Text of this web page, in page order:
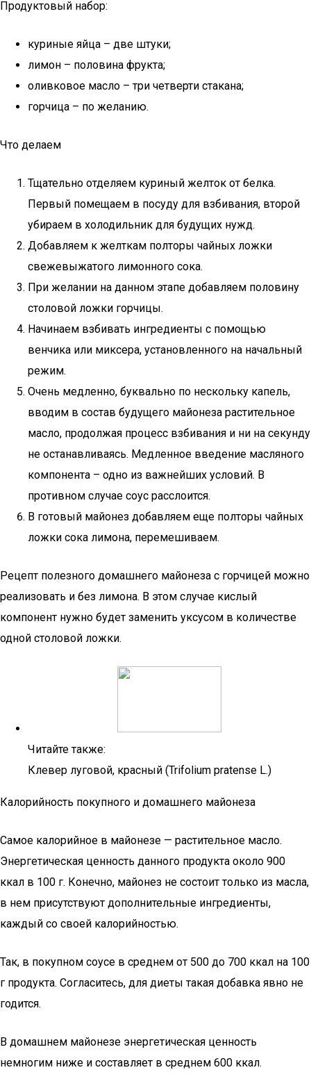
Продуктовый набор:
куриные яйца – две штуки;
лимон – половина фрукта;
оливковое масло – три четверти стакана;
горчица – по желанию.
Что делаем
Тщательно отделяем куриный желток от белка.
Первый помещаем в посуду для взбивания, второй
убираем в холодильник для будущих нужд.
Добавляем к желткам полторы чайных ложки
свежевыжатого лимонного сока.
При желании на данном этапе добавляем половину
столовой ложки горчицы.
Начинаем взбивать ингредиенты с помощью
венчика или миксера, установленного на начальный
режим.
Очень медленно, буквально по нескольку капель,
вводим в состав будущего майонеза растительное
масло, продолжая процесс взбивания и ни на секунду
не останавливаясь. Медленное введение масляного
компонента – одно из важнейших условий. В
противном случае соус расслоится.
В готовый майонез добавляем еще полторы чайных
ложки сока лимона, перемешиваем.
Рецепт полезного домашнего майонеза с горчицей можно
реализовать и без лимона. В этом случае кислый
компонент нужно будет заменить уксусом в количестве
одной столовой ложки.
Читайте также:
Клевер луговой, красный (Trifolium pratense L.)
Калорийность покупного и домашнего майонеза
Самое калорийное в майонезе — растительное масло.
Энергетическая ценность данного продукта около 900
ккал в 100 г. Конечно, майонез не состоит только из масла,
в нем присутствуют дополнительные ингредиенты,
каждый со своей калорийностью.
Так, в покупном соусе в среднем от 500 до 700 ккал на 100
г продукта. Согласитесь, для диеты такая добавка явно не
годится.
В домашнем майонезе энергетическая ценность
немногим ниже и составляет в среднем 600 ккал.